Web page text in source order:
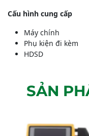
Cấu hình cung cấp
Máy chính
Phụ kiện đi kèm
HDSD
SẢN